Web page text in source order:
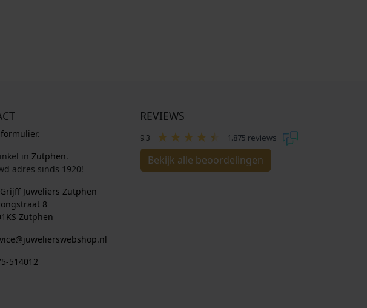
in Zutphen.
adres sinds 1920!
Juweliers Zutphen
8
Zutphen
514012
REVIEWS
9.3 1.875 reviews
Bekijk alle beoordelingen